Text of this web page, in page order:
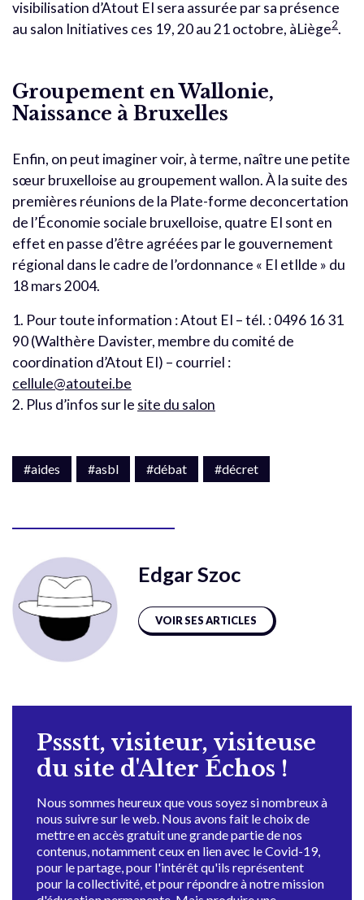
visibilisation d’Atout EI sera assurée par sa présence
au salon Initiatives ces 19, 20 au 21 octobre, àLiège2.
Groupement en Wallonie,
Naissance à Bruxelles
Enfin, on peut imaginer voir, à terme, naître une petite
sœur bruxelloise au groupement wallon. À la suite des
premières réunions de la Plate-forme deconcertation
de l’Économie sociale bruxelloise, quatre EI sont en
effet en passe d’être agréées par le gouvernement
régional dans le cadre de l’ordonnance « EI etIlde » du
18 mars 2004.
1. Pour toute information : Atout EI – tél. : 0496 16 31
90 (Walthère Davister, membre du comité de
coordination d’Atout EI) – courriel :
cellule@atoutei.be
2. Plus d’infos sur le site du salon
#aides #asbl #débat #décret
Edgar Szoc
VOIR SES ARTICLES
Pssstt, visiteur, visiteuse
du site d'Alter Échos !
Nous sommes heureux que vous soyez si nombreux à
nous suivre sur le web. Nous avons fait le choix de
mettre en accès gratuit une grande partie de nos
contenus, notamment ceux en lien avec le Covid-19,
pour le partage, pour l'intérêt qu'ils représentent
pour la collectivité, et pour répondre à notre mission